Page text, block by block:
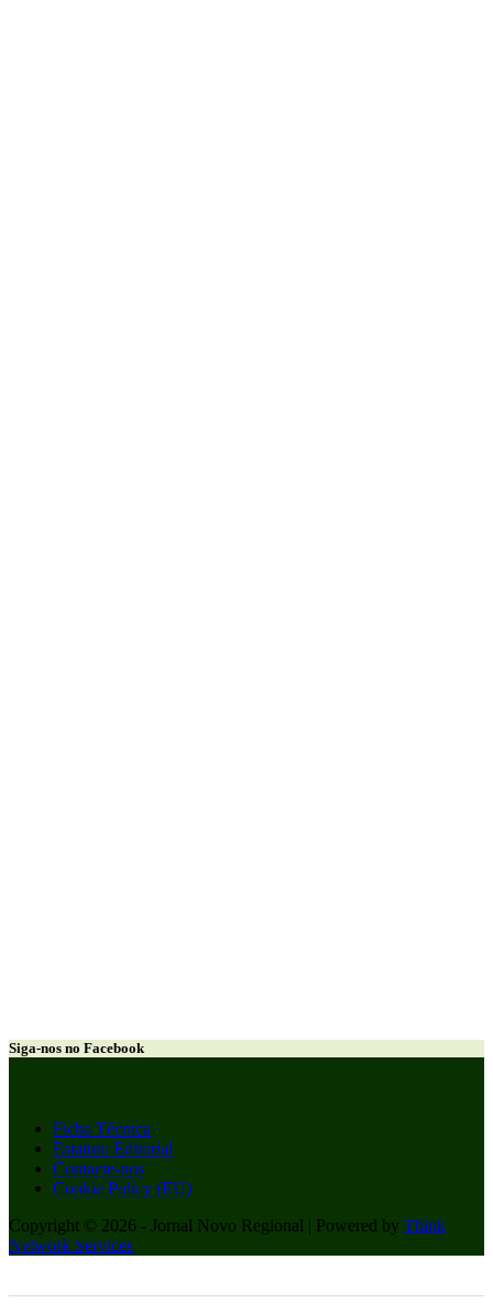
Siga-nos no Facebook
Ficha Técnica
Estatuto Editorial
Contacte-nos
Cookie Policy (EU)
Copyright © 2026 - Jornal Novo Regional | Powered by Think
Network Services